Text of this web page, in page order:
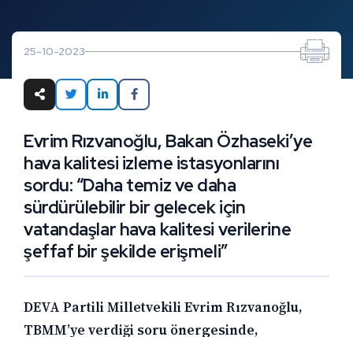
25-10-2023
Evrim Rızvanoğlu, Bakan Özhaseki’ye
hava kalitesi izleme istasyonlarını
sordu: “Daha temiz ve daha
sürdürülebilir bir gelecek için
vatandaşlar hava kalitesi verilerine
şeffaf bir şekilde erişmeli”
DEVA Partili Milletvekili Evrim Rızvanoğlu,
TBMM’ye verdiği soru önergesinde,